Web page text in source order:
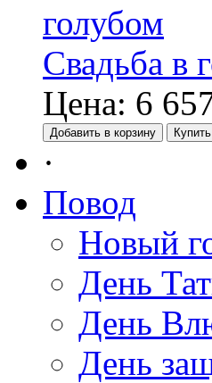
Свадьба в
Цена: 6
Добавить в корзину
·
Повод
Новый
День
День
День